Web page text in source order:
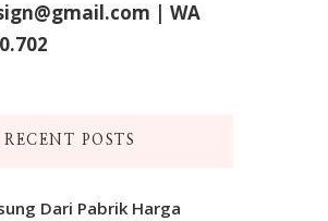
| WA
RECENT POSTS
Dari Pabrik Harga